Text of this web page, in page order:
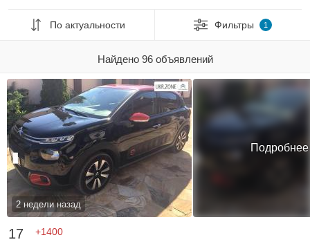
По актуальности Фильтры 1
Найдено 96 объявлений
2 недели назад
Подробнее
17
+1400